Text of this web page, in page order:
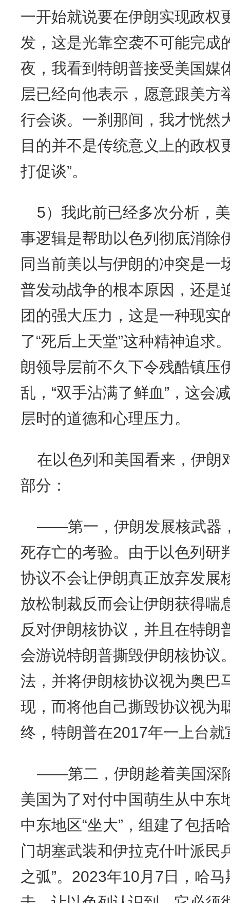
一开始就说要在伊朗实现政权
发，这是光靠空袭不可能完成
夜，我看到特朗普接受美国媒
层已经向他表示，愿意跟美方
行会谈。一刹那间，我才恍然
目的并不是传统意义上的政权
打促谈”。
5）我此前已经多次分析，
事逻辑是帮助以色列彻底消除
同当前美以与伊朗的冲突是一
普发动战争的根本原因，还是
团的强大压力，这是一种现实
了“死后上天堂”这种精神追求
朗领导层前不久下令残酷镇压
乱，“双手沾满了鲜血”，这会
层时的道德和心理压力。
在以色列和美国看来，伊朗
部分：
——第一，伊朗发展核武器
死存亡的考验。由于以色列研
协议不会让伊朗真正放弃发展
放松制裁反而会让伊朗获得喘
反对伊朗核协议，并且在特朗
会游说特朗普撕毁伊朗核协议
法，并将伊朗核协议视为奥巴
现，而将他自己撕毁协议视为
终，特朗普在2017年一上台
——第二，伊朗趁着美国深
美国为了对付中国萌生从中东
中东地区“坐大”，组建了包括
门胡塞武装和伊拉克什叶派民
之弧”。2023年10月7日，哈